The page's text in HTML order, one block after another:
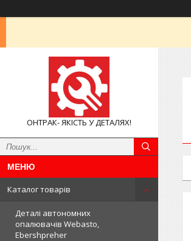
ОНТРАК- ЯКІСТЬ У ДЕТАЛЯХ!
Каталог товарів
Деталі автономних
опалювачів Webasto,
Ebershpreher